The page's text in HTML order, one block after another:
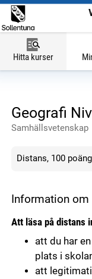
Hitta kurser
Geografi
Samhällsvetenskap
Distans, 100 poäng
Information
Att läsa på distans
att du har
plats i
att